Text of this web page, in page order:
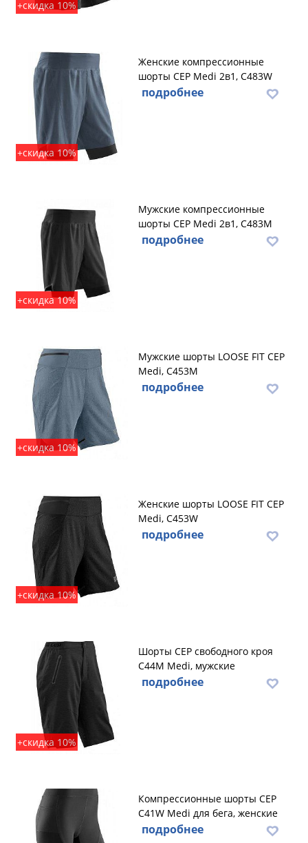
+скидка 10%
+скидка 10%
Женские компрессионные
шорты CEP Medi 2в1, C483W
подробнее
+скидка 10%
Мужские компрессионные
шорты CEP Medi 2в1, C483M
подробнее
+скидка 10%
Мужские шорты LOOSE FIT CEP
Medi, C453M
подробнее
+скидка 10%
Женские шорты LOOSE FIT CEP
Medi, C453W
подробнее
+скидка 10%
Шорты CEP свободного кроя
C44M Medi, мужские
подробнее
Компрессионные шорты CEP
C41W Medi для бега, женские
подробнее